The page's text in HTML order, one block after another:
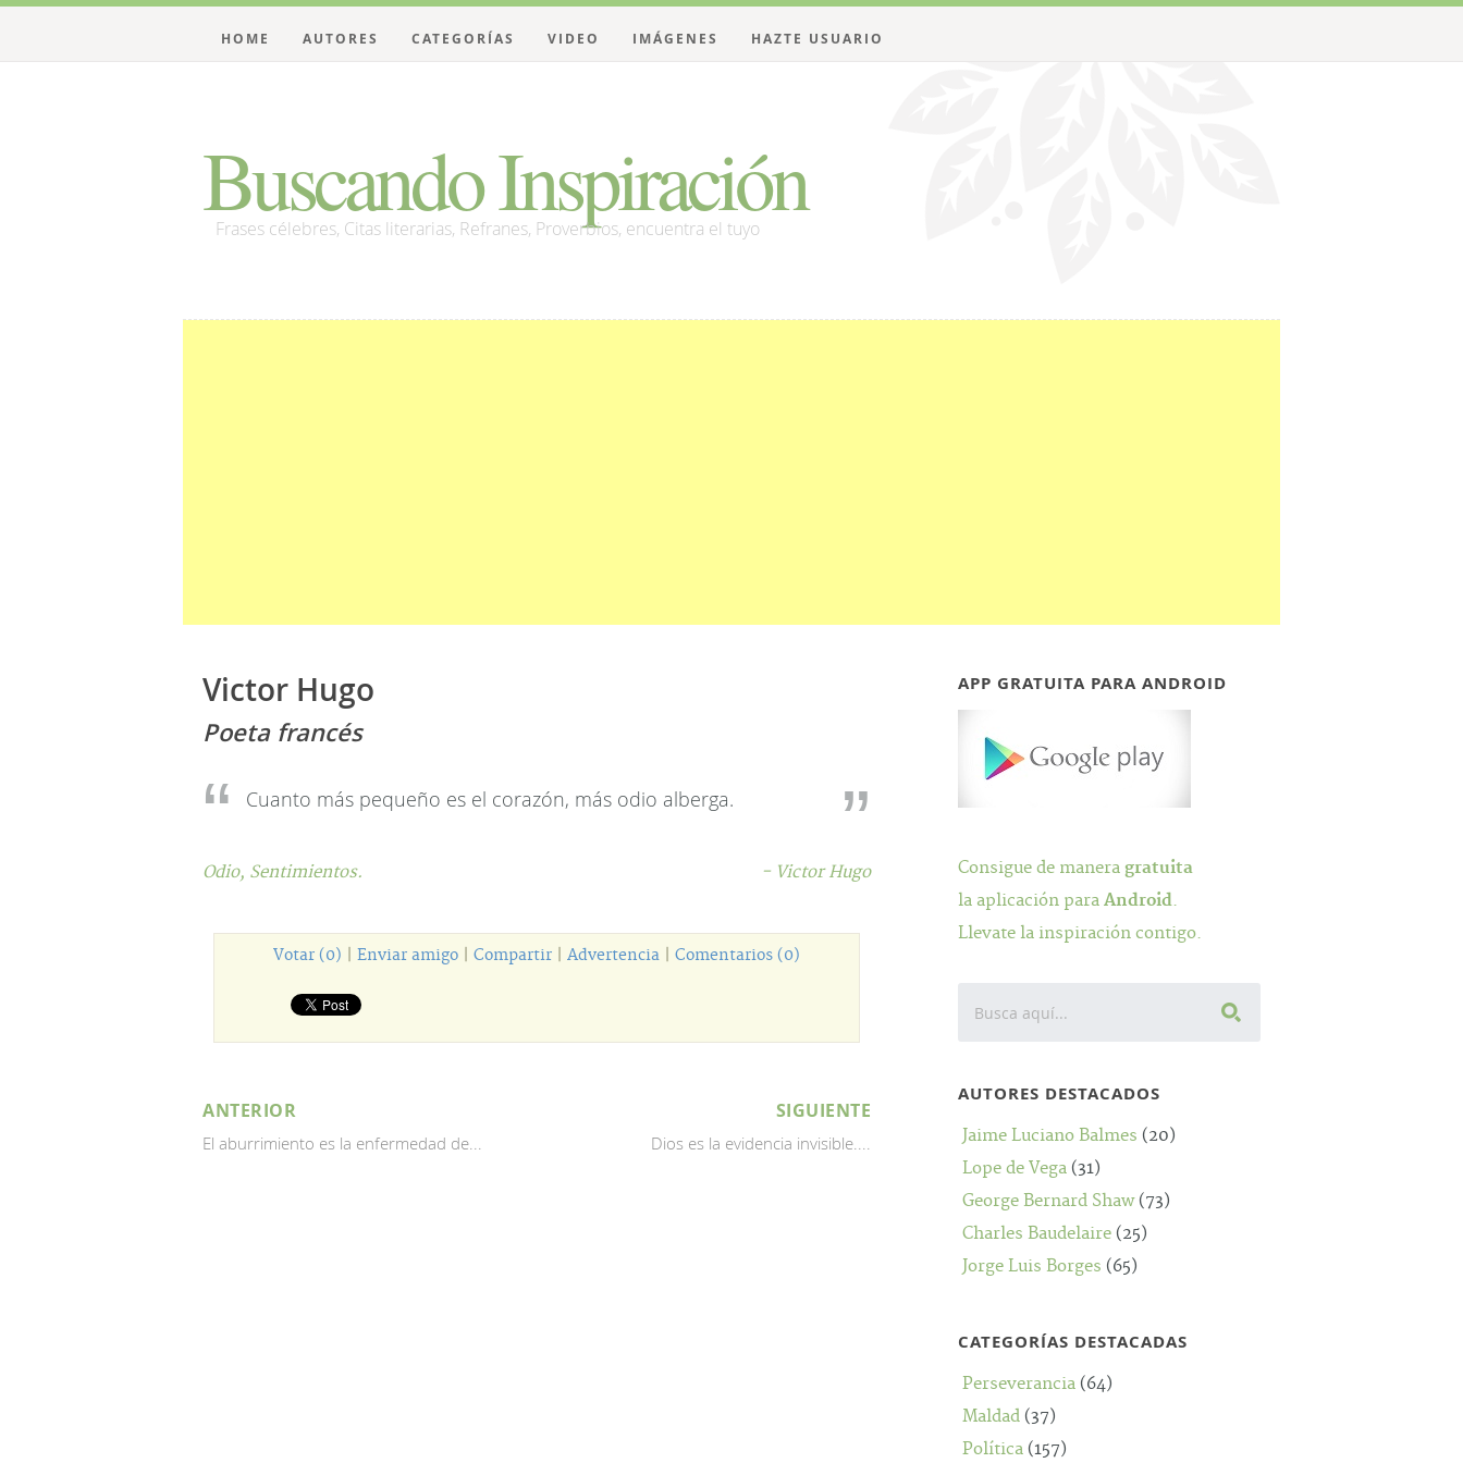
Buscando Inspiración
Frases célebres, Citas literarias, Refranes, Proverbios, encuentra el tuyo
HOME AUTORES CATEGORÍAS VIDEO IMÁGENES HAZTE USUARIO
Victor Hugo
Poeta francés
Cuanto más pequeño es el corazón, más odio alberga.
Odio, Sentimientos. - Victor Hugo
Votar (0) Enviar amigo Compartir Advertencia Comentarios (0)
ANTERIOR
El aburrimiento es la enfermedad de...
SIGUIENTE
Dios es la evidencia invisible....
APP GRATUITA PARA ANDROID
Consigue de maneragratuita
la aplicación paraAndroid.
Llevate la inspiración contigo.
AUTORES DESTACADOS
Jaime Luciano Balmes (20)
Lope de Vega (31)
George Bernard Shaw(73)
Charles Baudelaire (25)
Jorge Luis Borges (65)
CATEGORÍAS DESTACADAS
Perseverancia (64)
Maldad (37)
Política (157)